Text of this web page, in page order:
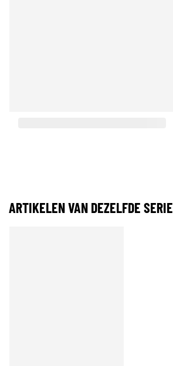
ARTIKELEN VAN DEZELFDE SERIE